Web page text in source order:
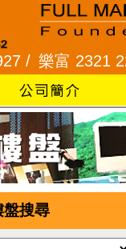
富 2321 2287 /
盤搜尋